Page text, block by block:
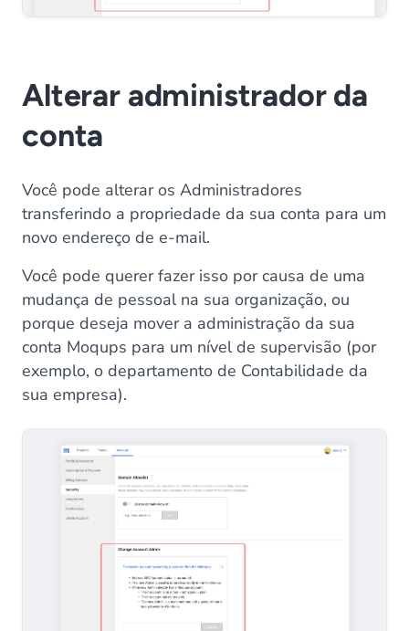
Alterar administrador da
conta
Você pode alterar os Administradores
transferindo a propriedade da sua conta para um
novo endereço de e-mail.
Você pode querer fazer isso por causa de uma
mudança de pessoal na sua organização, ou
porque deseja mover a administração da sua
conta Moqups para um nível de supervisão (por
exemplo, o departamento de Contabilidade da
sua empresa).